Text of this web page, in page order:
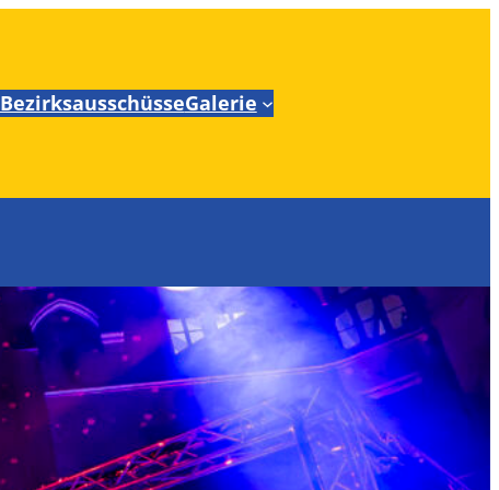
BezirksausschüsseGalerie